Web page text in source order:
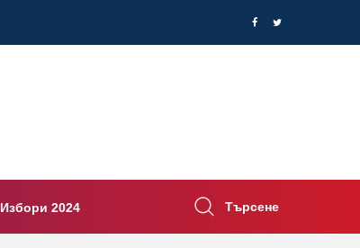
Избори 2024 Търсене